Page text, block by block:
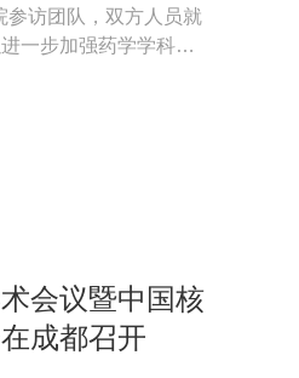
参访团队，双方人员就
一步加强药学学科建
会议暨中国核
成都召开